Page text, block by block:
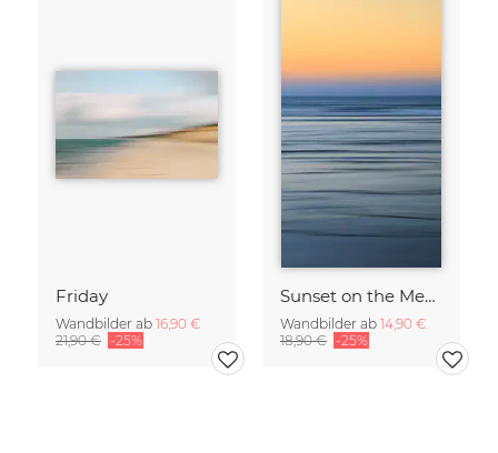
Friday
Wandbilder ab 16,90 €
21,90 € -25%
Sunset on the Mediterranean
Wandbilder ab 14,90 €
18,90 € -25%